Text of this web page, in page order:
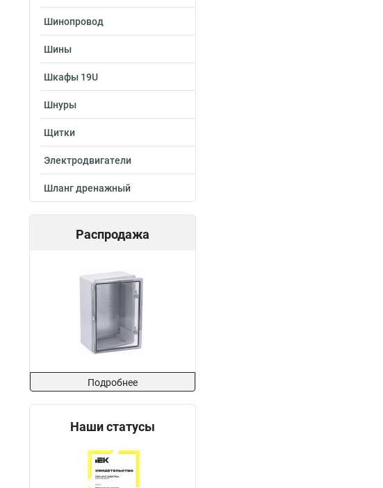
Шинопровод
Шины
Шкафы 19U
Шнуры
Щитки
Электродвигатели
Шланг дренажный
Распродажа
Подробнее
Наши статусы